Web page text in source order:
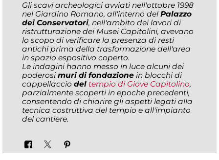
Gli scavi archeologici avviati nell'ottobre 1998
nel Giardino Romano, all'interno del Palazzo
dei Conservatori, nell'ambito dei lavori di
ristrutturazione dei Musei Capitolini, avevano
lo scopo di verificare la presenza di resti
antichi prima della trasformazione dell'area
in spazio espositivo coperto.
Le indagini hanno messo in luce alcuni dei
poderosi muri di fondazione in blocchi di
cappellaccio del tempio di Giove Capitolino,
parzialmente scoperti in epoche precedenti,
consentendo di chiarire gli aspetti legati alla
tecnica costruttiva del tempio e all'impianto
del cantiere.